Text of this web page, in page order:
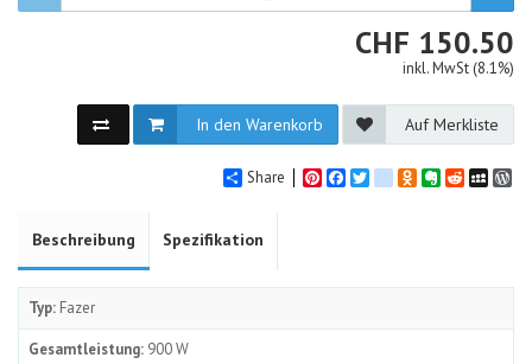
CHF CHF
150.50
inkl. MwSt (8.1%)
In den Warenkorb Auf Merkliste
Share PinterestFacebook
Twittergoogle_bookmarks
Odnoklassniki
Evernote
Reddit
Beschreibung Spezifikation
Typ: Fazer
Gesamtleistung: 900 W